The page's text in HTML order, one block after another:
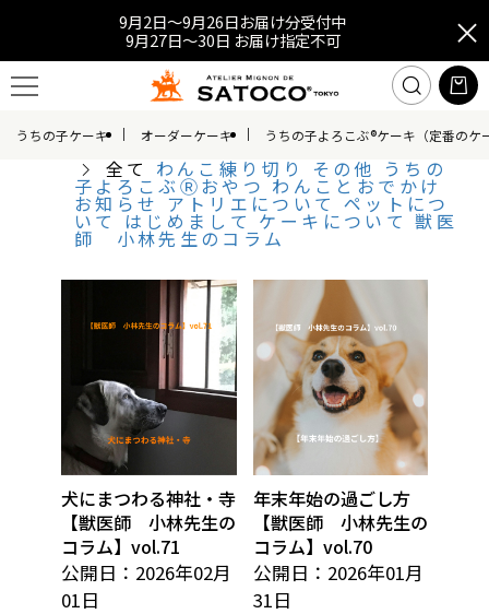
9月2日～9月26日お届け分受付中
9月27日～30日 お届け指定不可
うちの子ケーキ オーダーケーキ うちの子よろこぶ®ケーキ（定番のケ
全て わんこ練り切り その他 うちの
子よろこぶⓇおやつわんことおでかけ
お知らせアトリエについてペットにつ
いてはじめましてケーキについて獣医
師 小林先生のコラム
犬にまつわる神社・寺
【獣医師 小林先生の
コラム】vol.71
公開日：2026年02月
01日
年末年始の過ごし方
【獣医師 小林先生の
コラム】vol.70
公開日：2026年01月
31日